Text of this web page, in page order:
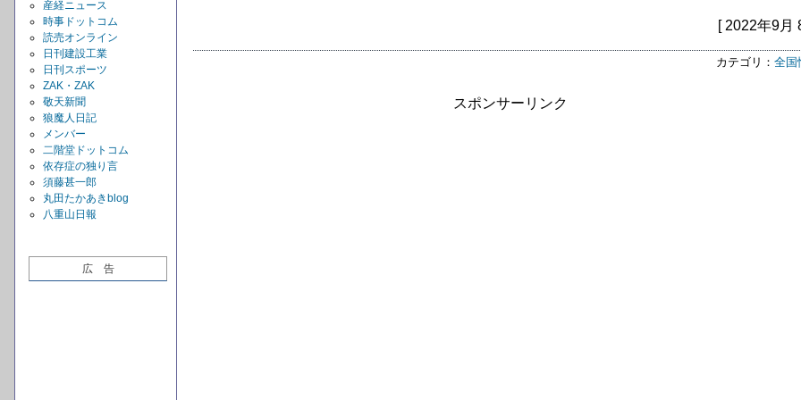
産経ニュース
時事ドットコム
読売オンライン
日刊建設工業
日刊スポーツ
ZAK・ZAK
敬天新聞
狼魔人日記
メンバー
二階堂ドットコム
依存症の独り言
須藤甚一郎
丸田たかあきblog
八重山日報
広 告
[ 2022年9月
カテゴリ： 全国
スポンサーリンク